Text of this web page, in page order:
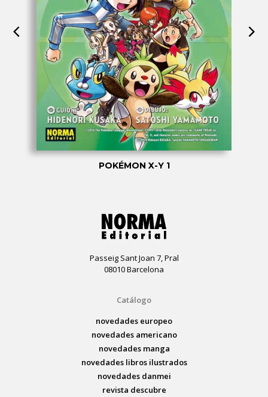
POKÉMON X-Y 1
Passeig Sant Joan 7, Pral
08010 Barcelona
Catálogo
novedades europeo
novedades americano
novedades manga
novedades libros ilustrados
novedades danmei
revista descubre